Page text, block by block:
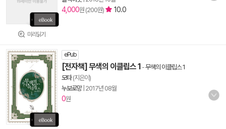
미리읽기
4,000원 (200원) 10.0
ePub
[전자책] 무색의 이클립스 1 -무색의 이클립스 1
모타(지은이)
누보로망| 2017년 08월
0원